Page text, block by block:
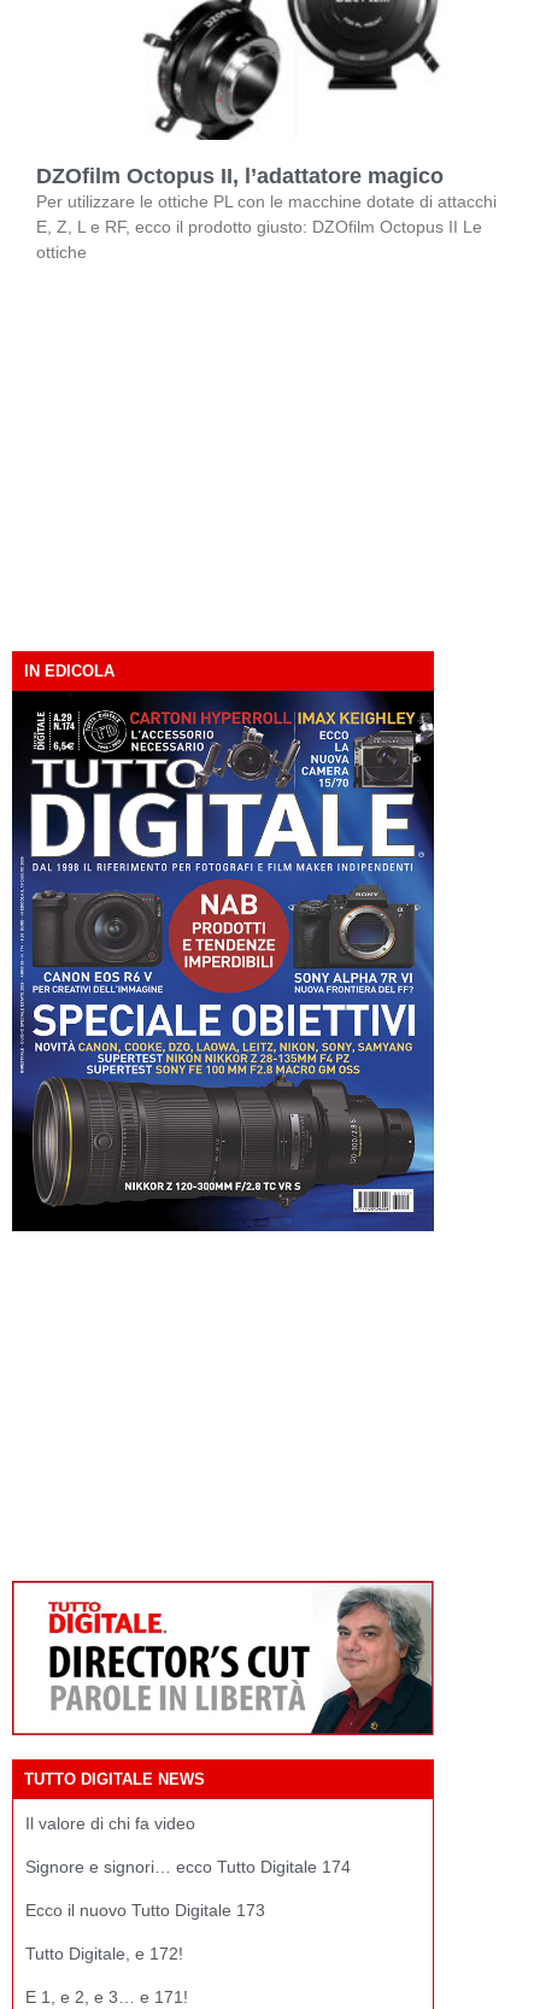
DZOfilm Octopus II, l’adattatore magico
Per utilizzare le ottiche PL con le macchine dotate di attacchi
E, Z, L e RF, ecco il prodotto giusto: DZOfilm Octopus II Le
ottiche
IN EDICOLA
TUTTO DIGITALE NEWS
Il valore di chi fa video
Signore e signori… ecco Tutto Digitale 174
Ecco il nuovo Tutto Digitale 173
Tutto Digitale, e 172!
E 1, e 2, e 3… e 171!